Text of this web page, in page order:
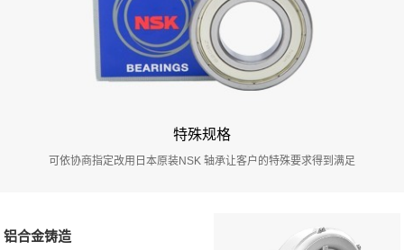
特殊规格
可依协商指定改用日本原装NSK 轴承让客户的特殊要求得到满足
铝合金铸造